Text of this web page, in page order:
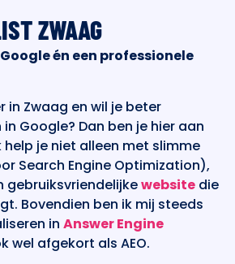
ZWAAG
én een professionele
in Zwaag en wil je beter
Google? Dan ben je hier aan
help je niet alleen met slimme
Search Engine Optimization),
gebruiksvriendelijkewebsite die
Bovendien ben ik mij steeds
inAnswer Engine
wel afgekort als AEO.